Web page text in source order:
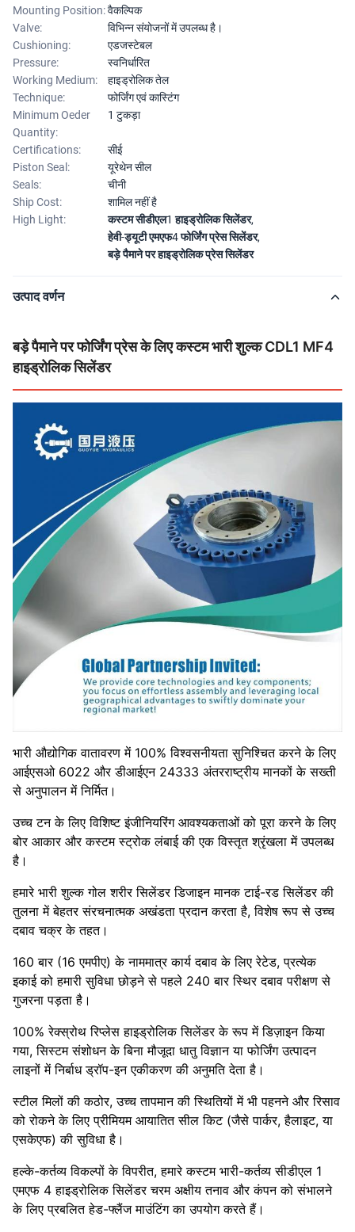
Mounting Position:वैकल्पिक
Valve:
विभिन्न संयोजनों में उपलब्ध है।
Cushioning:
एडजस्टेबल
Pressure:
स्वनिर्धारित
Working Medium:
हाइड्रोलिक तेल
Technique:
फोर्जिंग एवं कास्टिंग
Minimum Oeder
Quantity:
1 टुकड़ा
Certifications:
सीई
Piston Seal:
यूरेथेन सील
Seals:
चीनी
Ship Cost:
शामिल नहीं है
High Light:
कस्टम सीडीएल1 हाइड्रोलिक सिलेंडर,
हेवी-ड्यूटी एमएफ4 फोर्जिंग प्रेस सिलेंडर,
बड़े पैमाने पर हाइड्रोलिक प्रेस सिलेंडर
उत्पाद वर्णन
बड़े पैमाने पर फोर्जिंग प्रेस के लिए कस्टम भारी शुल्क CDL1 MF4
हाइड्रोलिक सिलेंडर
भारी औद्योगिक वातावरण में 100% विश्वसनीयता सुनिश्चित करने के लिए
आईएसओ 6022 और डीआईएन 24333 अंतरराष्ट्रीय मानकों के सख्ती
से अनुपालन में निर्मित।
उच्च टन के लिए विशिष्ट इंजीनियरिंग आवश्यकताओं को पूरा करने के लिए
बोर आकार और कस्टम स्ट्रोक लंबाई की एक विस्तृत श्रृंखला में उपलब्ध
है।
हमारे भारी शुल्क गोल शरीर सिलेंडर डिजाइन मानक टाई-रड सिलेंडर की
तुलना में बेहतर संरचनात्मक अखंडता प्रदान करता है, विशेष रूप से उच्च
दबाव चक्र के तहत।
160 बार (16 एमपीए) के नाममात्र कार्य दबाव के लिए रेटेड, प्रत्येक
इकाई को हमारी सुविधा छोड़ने से पहले 240 बार स्थिर दबाव परीक्षण से
गुजरना पड़ता है।
100% रेक्स्रोथ रिप्लेस हाइड्रोलिक सिलेंडर के रूप में डिज़ाइन किया
गया, सिस्टम संशोधन के बिना मौजूदा धातु विज्ञान या फोर्जिंग उत्पादन
लाइनों में निर्बाध ड्रॉप-इन एकीकरण की अनुमति देता है।
स्टील मिलों की कठोर, उच्च तापमान की स्थितियों में भी पहनने और रिसाव
को रोकने के लिए प्रीमियम आयातित सील किट (जैसे पार्कर, हैलाइट, या
एसकेएफ) की सुविधा है।
हल्के-कर्तव्य विकल्पों के विपरीत, हमारे कस्टम भारी-कर्तव्य सीडीएल 1
एमएफ 4 हाइड्रोलिक सिलेंडर चरम अक्षीय तनाव और कंपन को संभालने
के लिए प्रबलित हेड-फ्लैंज माउंटिंग का उपयोग करते हैं।